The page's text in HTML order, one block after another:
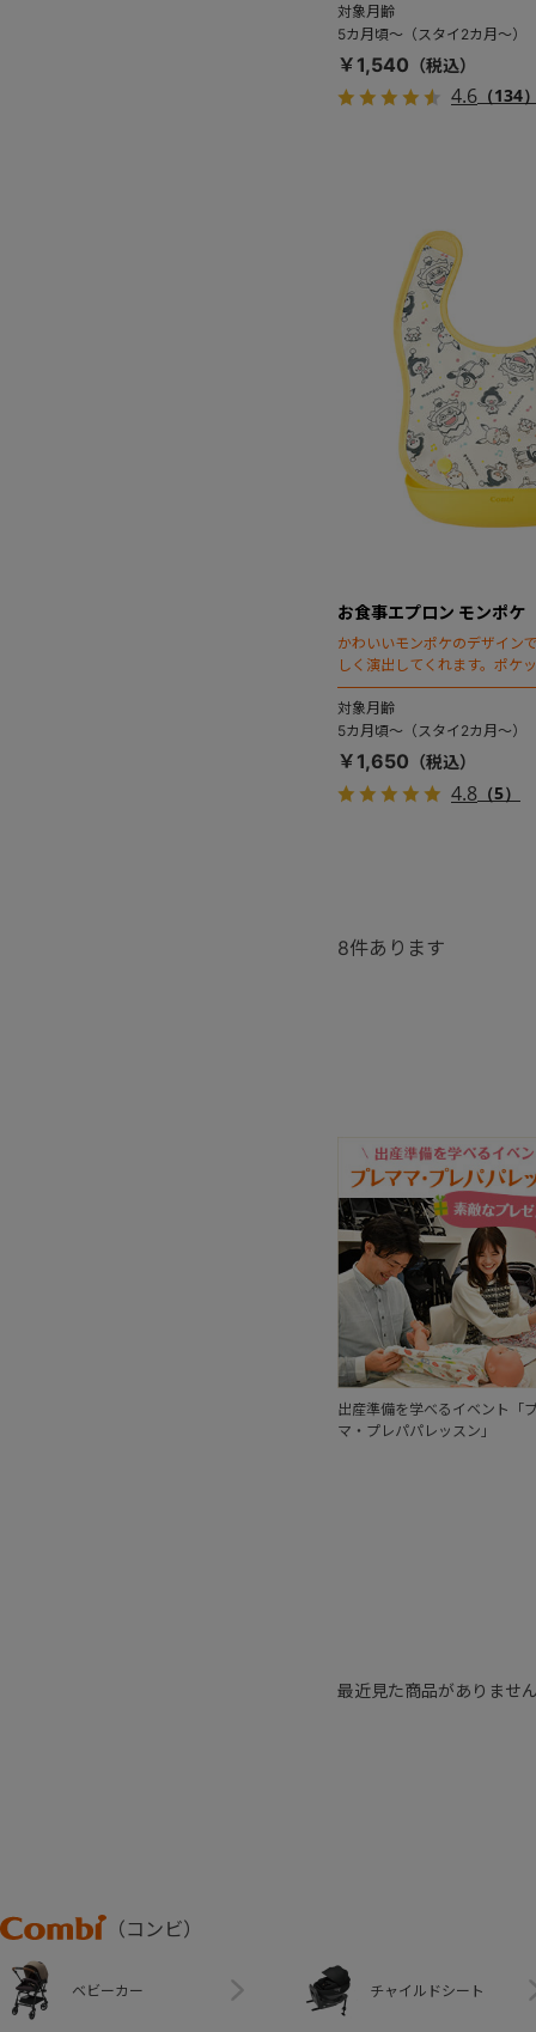
（ネオノックス）加工を採用
対象月齢
5カ月頃～（スタイ2カ月～）
￥1,540
4.6 （134
お食事エプロン モンポケ
かわいいモンポケのデザイン
しく演出してくれます。ポケ
イとしても使えるコンパクト
対象月齢
5カ月頃～（スタイ2カ月～）
￥1,650
4.8 （5）
8件あります
出産準備を学べるイベント「
マ・プレパパレッスン」
最近見た商品がありませ
Combi
（コンビ）
ベビーカー チャイルドシート